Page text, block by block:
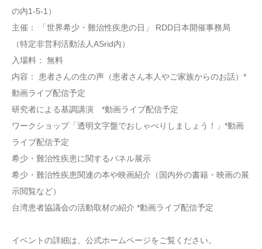
の内1-5-1）
主催： 「世界希少・難治性疾患の日」 RDD日本開催事務局
（特定非営利活動法人ASrid内）
入場料： 無料
内容： 患者さんの生の声（患者さん本人やご家族からのお話）*
動画ライブ配信予定
研究者による基調講演 *動画ライブ配信予定
ワークショップ「透明文字盤でおしゃべりしましょう！」*動画
ライブ配信予定
希少・難治性疾患に関するパネル展示
希少・難治性疾患関連の本や映画紹介（国内外の書籍・映画の展
示閲覧など）
台湾患者協議会の活動取材の紹介 *動画ライブ配信予定
イベントの詳細は、公式ホームページをご覧ください。